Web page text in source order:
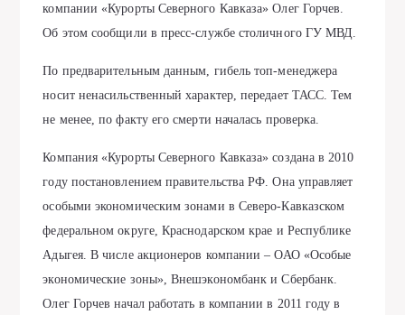
компании «Курорты Северного Кавказа» Олег Горчев.
Об этом сообщили в пресс-службе столичного ГУ МВД.
По предварительным данным, гибель топ-менеджера
носит ненасильственный характер, передает ТАСС. Тем
не менее, по факту его смерти началась проверка.
Компания «Курорты Северного Кавказа» создана в 2010
году постановлением правительства РФ. Она управляет
особыми экономическим зонами в Северо-Кавказском
федеральном округе, Краснодарском крае и Республике
Адыгея. В числе акционеров компании – ОАО «Особые
экономические зоны», Внешэкономбанк и Сбербанк.
Олег Горчев начал работать в компании в 2011 году в